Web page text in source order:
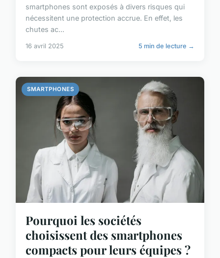
smartphones sont exposés à divers risques qui
nécessitent une protection accrue. En effet, les
chutes ac...
16 avril 2025 5 min de lecture →
SMARTPHONES
Pourquoi les sociétés
choisissent des smartphones
compacts pour leurs équipes ?